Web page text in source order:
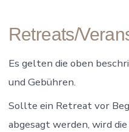
Retreats/
Es gelten die oben
und Gebühren.
Sollte ein Retreat vor
abgesagt werden, wird